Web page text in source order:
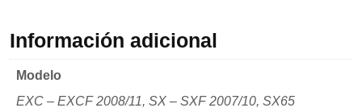
Información adicional
Modelo
EXC – EXCF 2008/11, SX – SXF 2007/10, SX65